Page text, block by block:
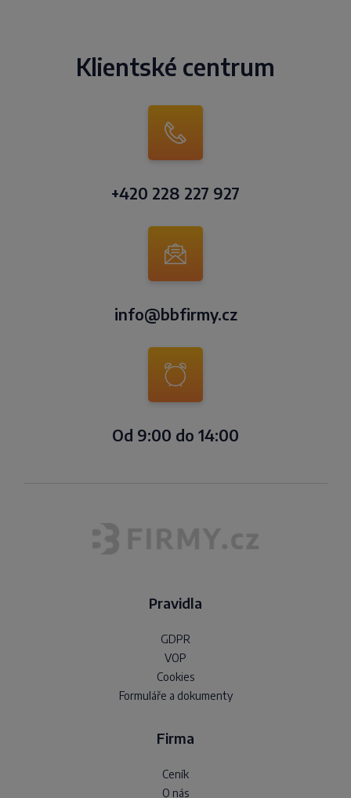
Klientské centrum
+420 228 227 927
info@bbfirmy.cz
Od 9:00 do 14:00
Pravidla
GDPR
VOP
Cookies
Formuláře a dokumenty
Firma
Ceník
O nás